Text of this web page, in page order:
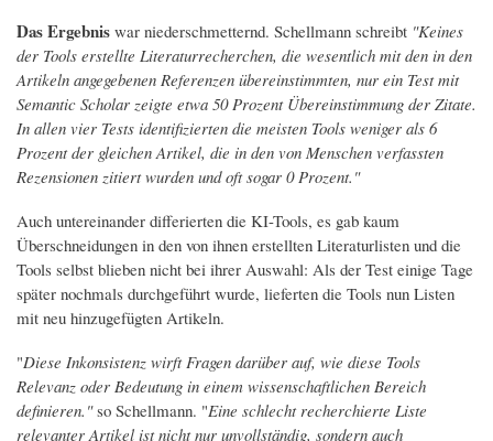
Das Ergebnis war niederschmetternd. Schellmann schreibt "Keines
der Tools erstellte Literaturrecherchen, die wesentlich mit den in den
Artikeln angegebenen Referenzen übereinstimmten, nur ein Test mit
Semantic Scholar zeigte etwa 50 Prozent Übereinstimmung der Zitate.
In allen vier Tests identifizierten die meisten Tools weniger als 6
Prozent der gleichen Artikel, die in den von Menschen verfassten
Rezensionen zitiert wurden und oft sogar 0 Prozent."
Auch untereinander differierten die KI-Tools, es gab kaum
Überschneidungen in den von ihnen erstellten Literaturlisten und die
Tools selbst blieben nicht bei ihrer Auswahl: Als der Test einige Tage
später nochmals durchgeführt wurde, lieferten die Tools nun Listen
mit neu hinzugefügten Artikeln.
"Diese Inkonsistenz wirft Fragen darüber auf, wie diese Tools
Relevanz oder Bedeutung in einem wissenschaftlichen Bereich
definieren."so Schellmann. "Eine schlecht recherchierte Liste
relevanter Artikel ist nicht nur unvollständig, sondern auch